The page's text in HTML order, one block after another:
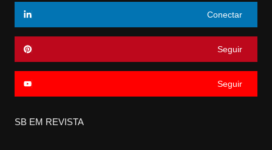
Conectar
Seguir
Seguir
SB EM REVISTA